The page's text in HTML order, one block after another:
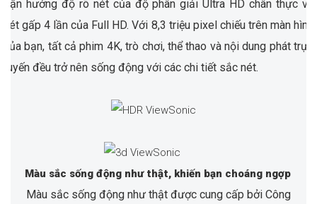
Tận hưởng độ rõ nét của độ phân giải Ultra HD chân thực và
nét gấp 4 lần của Full HD. Với 8,3 triệu pixel chiếu trên màn hình
của bạn, tất cả phim 4K, trò chơi, thể thao và nội dung phát trực
tuyến đều trở nên sống động với các chi tiết sắc nét.
Màu sắc sống động như thật, khiến bạn choáng ngợp
Màu sắc sống động như thật được cung cấp bởi Công